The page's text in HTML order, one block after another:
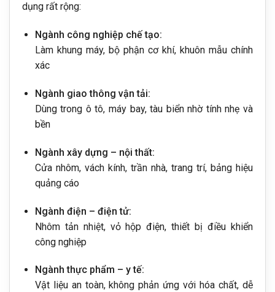
dụng rất rộng:
Ngành công nghiệp chế tạo:
Làm khung máy, bộ phận cơ khí, khuôn mẫu chính
xác
Ngành giao thông vận tải:
Dùng trong ô tô, máy bay, tàu biển nhờ tính nhẹ và
bền
Ngành xây dựng – nội thất:
Cửa nhôm, vách kính, trần nhà, trang trí, bảng hiệu
quảng cáo
Ngành điện – điện tử:
Nhôm tản nhiệt, vỏ hộp điện, thiết bị điều khiển
công nghiệp
Ngành thực phẩm – y tế:
Vật liệu an toàn, không phản ứng với hóa chất, dễ